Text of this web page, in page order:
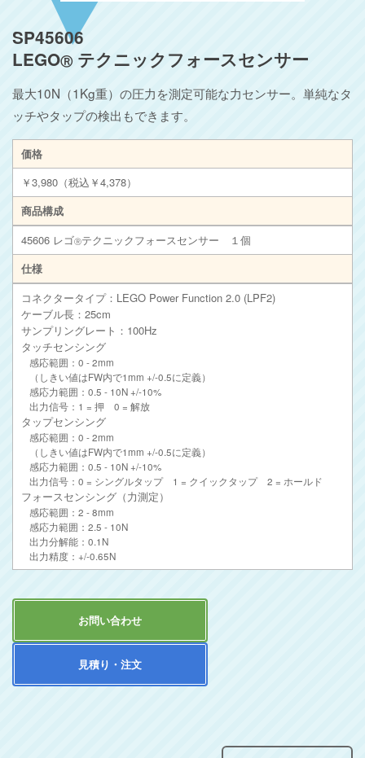
SP45606
LEGOⓇテクニックフォースセンサー
最大10N（1Kg重）の圧力を測定可能な力センサー。単純なタ
ッチやタップの検出もできます。
価格
￥3,980（税込￥4,378）
商品構成
45606 レゴⓇテクニックフォースセンサー １個
仕様
コネクタータイプ：LEGO Power Function 2.0 (LPF2)
ケーブル長：25cm
サンプリングレート：100Hz
タッチセンシング
感応範囲：0 - 2mm
（しきい値はFW内で1mm +/-0.5に定義）
感応力範囲：0.5 - 10N +/-10%
出力信号：1 = 押 0 = 解放
タップセンシング
感応範囲：0 - 2mm
（しきい値はFW内で1mm +/-0.5に定義）
感応力範囲：0.5 - 10N +/-10%
出力信号：0 = シングルタップ 1 = クイックタップ 2 = ホールド
フォースセンシング（力測定）
感応範囲：2 - 8mm
感応力範囲：2.5 - 10N
出力分解能：0.1N
出力精度：+/-0.65N
お問い合わせ
見積り・注文